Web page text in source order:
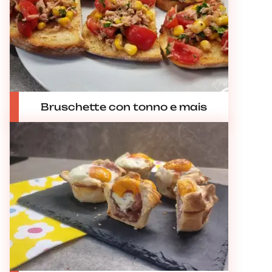
Bruschette con tonno e mais